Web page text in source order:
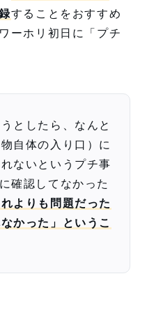
することをおすすめ
ーホリ初日に「プチ
としたら、なんと
自体の入り口）に
ないというプチ事
確認してなかった
よりも問題だった
かった」というこ